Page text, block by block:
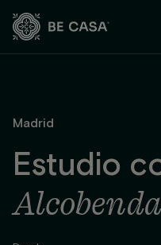
Madrid
Estudio